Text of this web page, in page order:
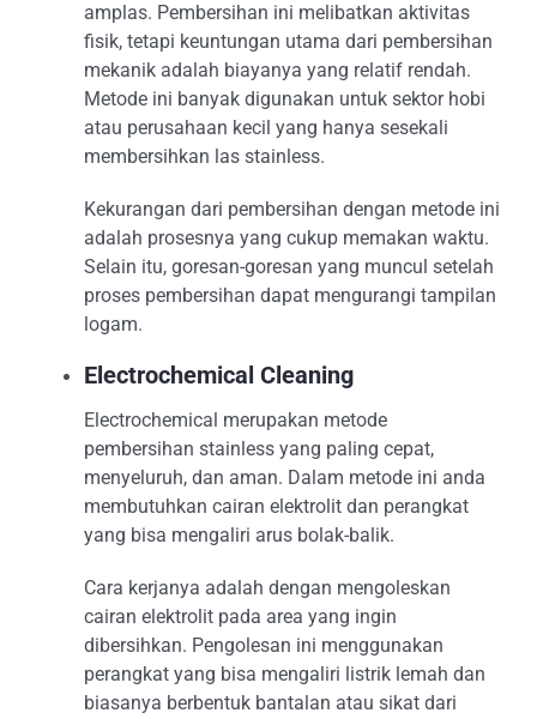
amplas. Pembersihan ini melibatkan aktivitas
fisik, tetapi keuntungan utama dari pembersihan
mekanik adalah biayanya yang relatif rendah.
Metode ini banyak digunakan untuk sektor hobi
atau perusahaan kecil yang hanya sesekali
membersihkan las stainless.
Kekurangan dari pembersihan dengan metode ini
adalah prosesnya yang cukup memakan waktu.
Selain itu, goresan-goresan yang muncul setelah
proses pembersihan dapat mengurangi tampilan
logam.
Electrochemical Cleaning
Electrochemical merupakan metode
pembersihan stainless yang paling cepat,
menyeluruh, dan aman. Dalam metode ini anda
membutuhkan cairan elektrolit dan perangkat
yang bisa mengaliri arus bolak-balik.
Cara kerjanya adalah dengan mengoleskan
cairan elektrolit pada area yang ingin
dibersihkan. Pengolesan ini menggunakan
perangkat yang bisa mengaliri listrik lemah dan
biasanya berbentuk bantalan atau sikat dari